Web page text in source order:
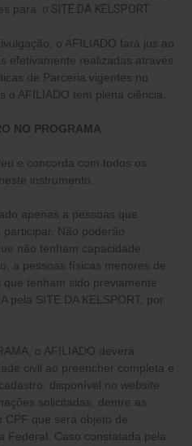
para
o SITE DA KELSPORT
o AFILIADO fará jus ao
efetivamente realizadas através
de Parceria vigentes no
o AFILIADO tem plena ciência.
NO PROGRAMA
e concorda com todos os
instrumento.
apenas a pessoas que
Não poderão
não tenham capacidade,
a pessoas físicas menores de
tenham sido previamente
pela SITE DA KELSPORT, por
o AFILIADO deverá
civil ao preencher completa e
disponível no website
solicitadas, dentre as
CPF que será objeto de
Federal. Caso constatada pela